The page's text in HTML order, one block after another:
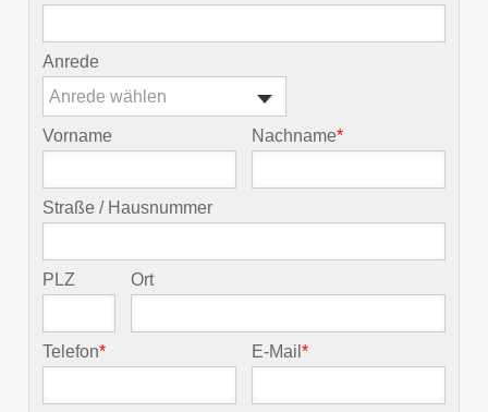
Anrede
Anrede wählen
Vorname Nachname*
Straße / Hausnummer
PLZ Ort
Telefon* E-Mail*